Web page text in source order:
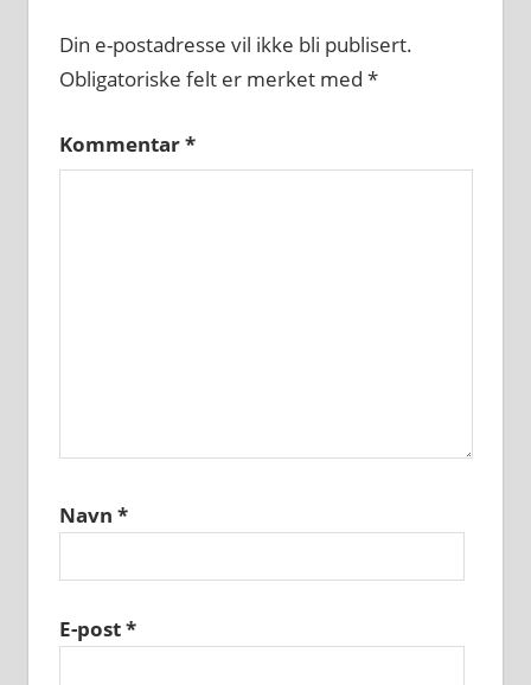
Din e-postadresse vil ikke bli publisert.
Obligatoriske felt er merket med *
Kommentar*
Navn *
E-post*